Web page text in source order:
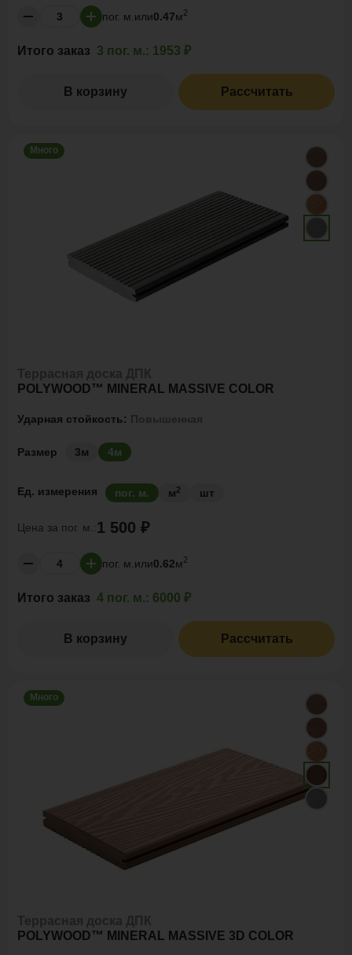
пог. м. или0.47м2
Итого заказ 3 пог. м.: 1953 ₽
В корзину Рассчитать
Много
POLYWOOD™ MINERAL MASSIVE COLOR
Ударная стойкость:
Размер 3м 4м
Ед. измерения пог. м. м2 шт
Цена за пог. м.:1 500 ₽
пог. м. или0.62м2
Итого заказ 4 пог. м.: 6000 ₽
В корзину Рассчитать
Много
POLYWOOD™ MINERAL MASSIVE 3D COLOR